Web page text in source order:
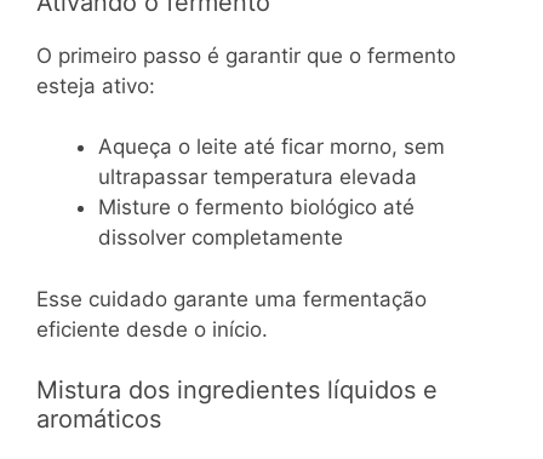
O primeiro passo é garantir que o fermento
esteja ativo:
Aqueça o leite até ficar morno, sem
ultrapassar temperatura elevada
Misture o fermento biológico até
dissolver completamente
Esse cuidado garante uma fermentação
eficiente desde o início.
Mistura dos ingredientes líquidos e
aromáticos